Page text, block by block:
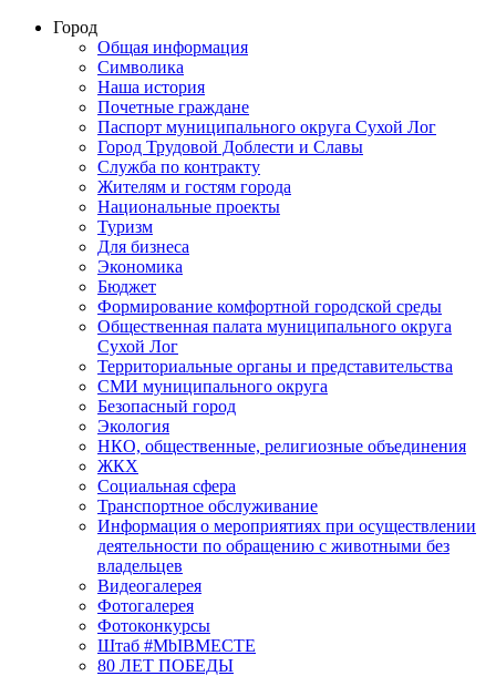
Город
Общая информация
Символика
Наша история
Почетные граждане
Паспорт муниципального округа Сухой Лог
Город Трудовой Доблести и Славы
Служба по контракту
Жителям и гостям города
Национальные проекты
Туризм
Для бизнеса
Экономика
Бюджет
Формирование комфортной городской среды
Общественная палата муниципального округа
Сухой Лог
Территориальные органы и представительства
СМИ муниципального округа
Безопасный город
Экология
НКО, общественные, религиозные объединения
ЖКХ
Социальная сфера
Транспортное обслуживание
Информация о мероприятиях при осуществлении
деятельности по обращению с животными без
владельцев
Видеогалерея
Фотогалерея
Фотоконкурсы
Штаб #MbIBMECTE
80 ЛЕТ ПОБЕДЫ